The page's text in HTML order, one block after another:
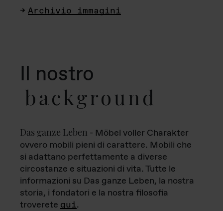
Archivio immagini
Il nostro
background
Das ganze Leben - Möbel voller Charakter
ovvero mobili pieni di carattere. Mobili che
si adattano perfettamente a diverse
circostanze e situazioni di vita. Tutte le
informazioni su Das ganze Leben, la nostra
storia, i fondatori e la nostra filosofia
troverete qui.